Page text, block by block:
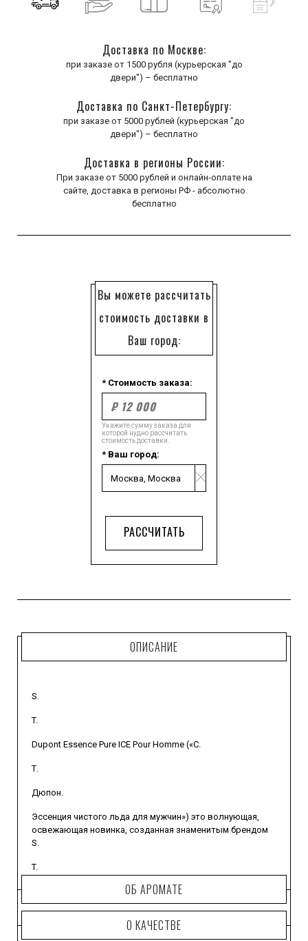
Доставка по Москве:
при заказе от 1500 рубля (курьерская "до
двери") – бесплатно
Доставка по Санкт-Петербургу:
при заказе от 5000 рублей (курьерская "до
двери") – бесплатно
Доставка в регионы России:
При заказе от 5000 рублей и онлайн-оплате на
сайте, доставка в регионы РФ - абсолютно
бесплатно
Вы можете рассчитать
стоимость доставки в
Ваш город:
* Стоимость заказа:
Укажите сумму заказа для
которой нудно рассчитать
стоимость доставки.
* Ваш город:
РАССЧИТАТЬ
ОПИСАНИЕ
S.
T.
Dupont Essence Pure ICE Pour Homme («С.
Т.
Дюпон.
Эссенция чистого льда для мужчин») это волнующая,
освежающая новинка, созданная знаменитым брендом
S.
T.
Dupont в 2010 году специально для знойного летнего
сезона.
Парфюм подобен леденящему вихрю, шторму, в
ОБ АРОМАТЕ
О КАЧЕСТВЕ